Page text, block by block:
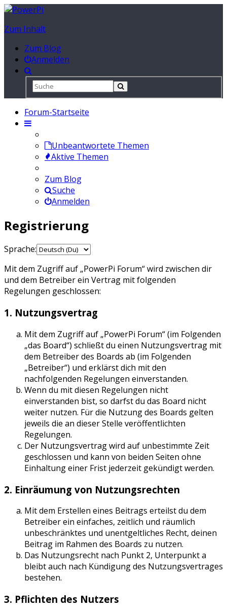
Zum Inhalt
Zum Blog
Anmelden
Forum-Startseite
Unbeantwortete Themen
Aktive Themen
Zum Blog
Suche
Anmelden
Registrierung
Sprache:
Mit dem Zugriff auf „PowerPi Forum“ wird zwischen dir
und dem Betreiber ein Vertrag mit folgenden
Regelungen geschlossen:
1. Nutzungsvertrag
Mit dem Zugriff auf „PowerPi Forum“ (im Folgenden
„das Board“) schließt du einen Nutzungsvertrag mit
dem Betreiber des Boards ab (im Folgenden
„Betreiber“) und erklärst dich mit den
nachfolgenden Regelungen einverstanden.
Wenn du mit diesen Regelungen nicht
einverstanden bist, so darfst du das Board nicht
weiter nutzen. Für die Nutzung des Boards gelten
jeweils die an dieser Stelle veröffentlichten
Regelungen.
Der Nutzungsvertrag wird auf unbestimmte Zeit
geschlossen und kann von beiden Seiten ohne
Einhaltung einer Frist jederzeit gekündigt werden.
2. Einräumung von Nutzungsrechten
Mit dem Erstellen eines Beitrags erteilst du dem
Betreiber ein einfaches, zeitlich und räumlich
unbeschränktes und unentgeltliches Recht, deinen
Beitrag im Rahmen des Boards zu nutzen.
Das Nutzungsrecht nach Punkt 2, Unterpunkt a
bleibt auch nach Kündigung des Nutzungsvertrages
bestehen.
3. Pflichten des Nutzers